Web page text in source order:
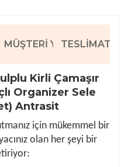
MÜŞTERI YORUMLARI
TESLIMAT
Kirli Çamaşır
Organizer Sele
Antrasit
için mükemmel bir
olan her şeyi bir